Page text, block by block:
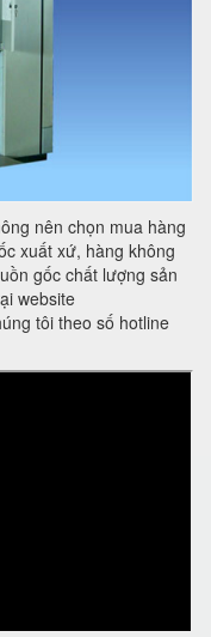
nên chọn mua hàng
xuất xứ, hàng không
gốc chất lượng sản
website
tôi theo số hotline